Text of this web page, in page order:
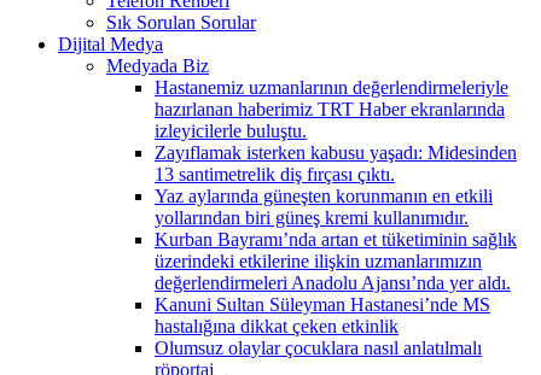
Sık Sorulan Sorular
Dijital Medya
Medyada Biz
Hastanemiz uzmanlarının değerlendirmeleriyle
hazırlanan haberimiz TRT Haber ekranlarında
izleyicilerle buluştu.
Zayıflamak isterken kabusu yaşadı: Midesinden
13 santimetrelik diş fırçası çıktı.
Yaz aylarında güneşten korunmanın en etkili
yollarından biri güneş kremi kullanımıdır.
Kurban Bayramı’nda artan et tüketiminin sağlık
üzerindeki etkilerine ilişkin uzmanlarımızın
değerlendirmeleri Anadolu Ajansı’nda yer aldı.
Kanuni Sultan Süleyman Hastanesi’nde MS
hastalığına dikkat çeken etkinlik
Olumsuz olaylar çocuklara nasıl anlatılmalı
röportaj